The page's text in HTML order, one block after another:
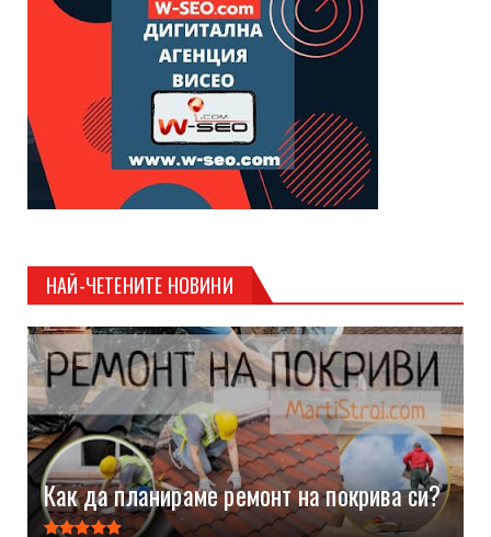
НАЙ-ЧЕТЕНИТЕ НОВИНИ
Как да планираме ремонт на покрива си?